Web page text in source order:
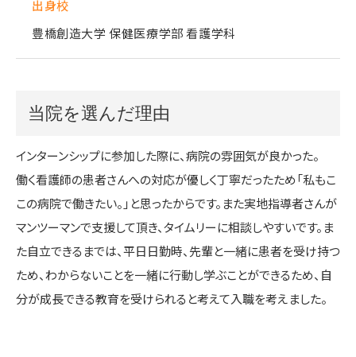
出身校
豊橋創造大学 保健医療学部 看護学科
当院を選んだ理由
インターンシップに参加した際に、病院の雰囲気が良かった。
働く看護師の患者さんへの対応が優しく丁寧だったため「私もこ
この病院で働きたい。」と思ったからです。また実地指導者さんが
マンツーマンで支援して頂き、タイムリーに相談しやすいです。ま
た自立できるまでは、平日日勤時、先輩と一緒に患者を受け持つ
ため、わからないことを一緒に行動し学ぶことができるため、自
分が成長できる教育を受けられると考えて入職を考えました。